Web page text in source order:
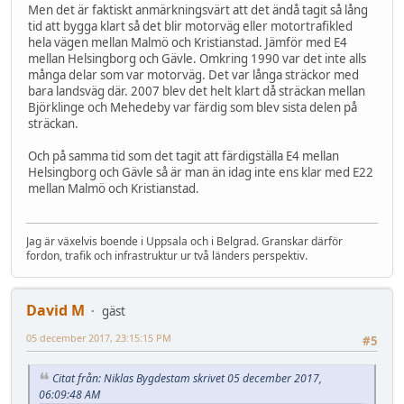
Men det är faktiskt anmärkningsvärt att det ändå tagit så lång
tid att bygga klart så det blir motorväg eller motortrafikled
hela vägen mellan Malmö och Kristianstad. Jämför med E4
mellan Helsingborg och Gävle. Omkring 1990 var det inte alls
många delar som var motorväg. Det var långa sträckor med
bara landsväg där. 2007 blev det helt klart då sträckan mellan
Björklinge och Mehedeby var färdig som blev sista delen på
sträckan.
Och på samma tid som det tagit att färdigställa E4 mellan
Helsingborg och Gävle så är man än idag inte ens klar med E22
mellan Malmö och Kristianstad.
Jag är växelvis boende i Uppsala och i Belgrad. Granskar därför
fordon, trafik och infrastruktur ur två länders perspektiv.
David M
gäst
#5
05 december 2017, 23:15:15 PM
Citat från: Niklas Bygdestam skrivet 05 december 2017,
06:09:48 AM